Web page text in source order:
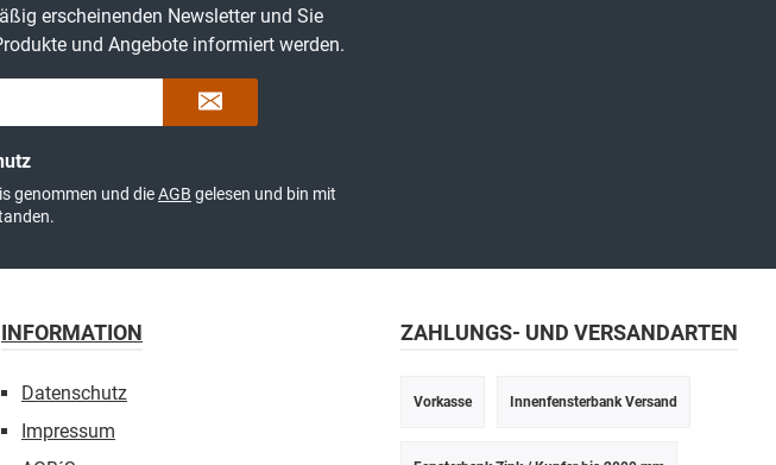
erscheinenden Newsletter und Sie
und Angebote informiert werden.
genommen und dieAGB gelesen und bin mit
INFORMATION
Datenschutz
Impressum
ZAHLUNGS- UND VERSANDARTEN
Vorkasse Innenfensterbank Versand